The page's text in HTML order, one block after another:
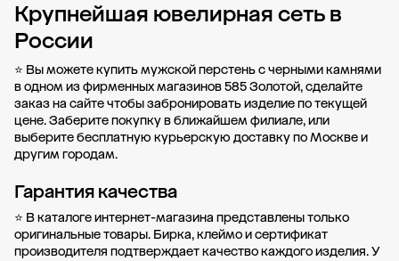
Добавить в корзину Добавить в корзину
Крупнейшая ювелирная сеть в
России
⭐ Вы можете купить мужской перстень с черными камнями
в одном из фирменных магазинов 585 Золотой, сделайте
заказ на сайте чтобы забронировать изделие по текущей
цене. Заберите покупку вближайшем филиале, или
выберите бесплатную курьерскую доставку по Москве и
другим городам.
Гарантия качества
⭐ В каталоге интернет-магазина представлены только
оригинальные товары. Бирка, клеймо и сертификат
производителя подтверждает качество каждого изделия. У